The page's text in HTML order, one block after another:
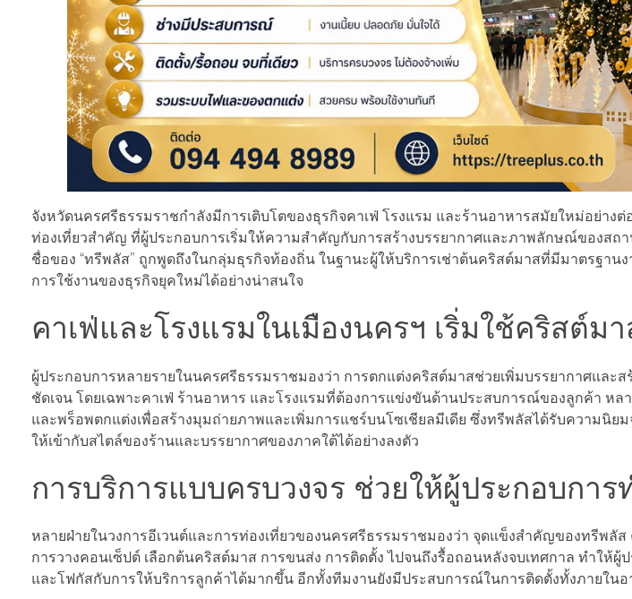
จังหวัดนครศรีธรรมราชกำลังมีการเติบโตของธุรกิจคาเฟ่ โรงแรม และร้านอาหารสมัยใหม่อย่างต่
ท่องเที่ยวสำคัญ ที่ผู้ประกอบการเริ่มให้ความสำคัญกับการสร้างบรรยากาศและภาพลักษณ์ของสถ
ชื่อของ “ทรีพลัส” ถูกพูดถึงในกลุ่มธุรกิจท้องถิ่น ในฐานะผู้ให้บริการเช่าต้นคริสต์มาสที่มีมาตรฐาน
การใช้งานของธุรกิจยุคใหม่ได้อย่างน่าสนใจ
คาเฟ่และโรงแรมในเมืองนครฯ เริ่มใช้คริสต์ม
ผู้ประกอบการหลายรายในนครศรีธรรมราชมองว่า การตกแต่งคริสต์มาสช่วยเพิ่มบรรยากาศและ
ชัดเจน โดยเฉพาะคาเฟ่ ร้านอาหาร และโรงแรมที่ต้องการแข่งขันด้านประสบการณ์ของลูกค้า หล
และพร็อพตกแต่งเพื่อสร้างมุมถ่ายภาพและเพิ่มการแชร์บนโซเชียลมีเดีย ซึ่งทรีพลัสได้รับความนิย
ให้เข้ากับสไตล์ของร้านและบรรยากาศของภาคใต้ได้อย่างลงตัว
การบริการแบบครบวงจร ช่วยให้ผู้ประกอบกา
หลายฝ่ายในวงการอีเวนต์และการท่องเที่ยวของนครศรีธรรมราชมองว่า จุดแข็งสำคัญของทรีพลั
การวางคอนเซ็ปต์ เลือกต้นคริสต์มาส การขนส่ง การติดตั้ง ไปจนถึงรื้อถอนหลังจบเทศกาล ทำให้
และโฟกัสกับการให้บริการลูกค้าได้มากขึ้น อีกทั้งทีมงานยังมีประสบการณ์ในการติดตั้งทั้งภายใน